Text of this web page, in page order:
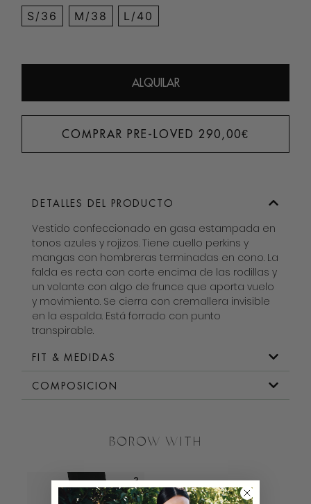
S/36 M/38 L/40
ALQUILAR
COMPRAR PRE-LOVED 290,00€
DETALLES DEL PRODUCTO
Vestido confeccionado en gasa estampada en
tonos azules y rojizos. Tiene cuello perkins y
mangas con hombreras terminadas en cono. La
falda es recta con corte encima de las rodillas y
un volante con algo de frunce que aporta vuelo
y movimiento. Se cierra con cremallera invisible
en la espalda. Está forrado con punto
transpirable.
FIT & MEDIDAS
COMPOSICION
BOROW WITH